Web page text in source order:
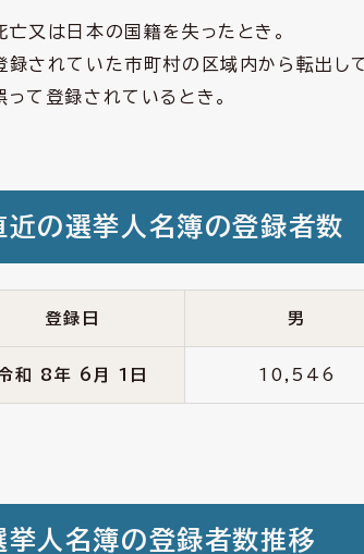
亡又は日本の国籍を失ったとき。
録されていた市町村の区域内から転出し
って登録されているとき。
近の選挙人名簿の登録者数
登録日 男
和 8年 6月 1日 10,546
挙人名簿の登録者数推移